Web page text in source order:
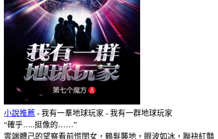
小說推薦 - 我有一羣地球玩家 - 我有一群地球玩家
“確乎…..挺像的……”
雲端體己的望察看前慌閨女，鶴髮襲地，眼波如冰，聯袂紅豔